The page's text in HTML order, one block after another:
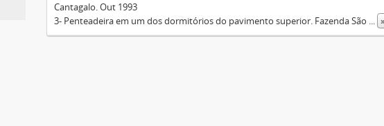
Cantagalo. Out 1993
3- Penteadeira em um dos dormitórios do pavimento superior. Fazenda São ... »